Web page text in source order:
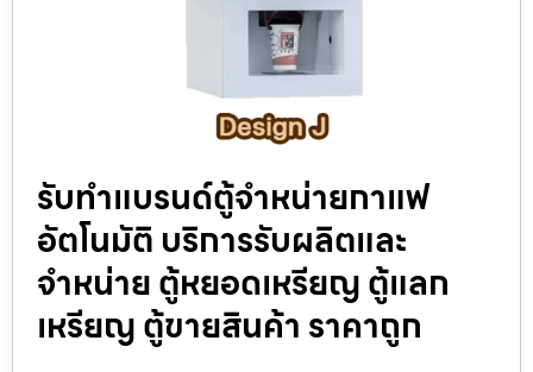
รับทำแบรนด์ตู้จำหน่ายกาแฟ​
อัตโนมัติ บริการรับผลิตและ
จำหน่าย ตู้หยอดเหรียญ ตู้แลก
เหรียญ ตู้ขายสินค้า ราคาถูก